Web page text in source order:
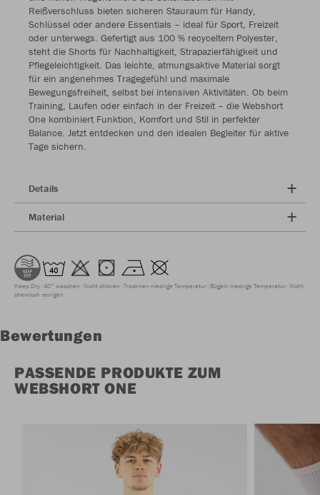
Reißverschluss bieten sicheren Stauraum für Handy,
Schlüssel oder andere Essentials – ideal für Sport, Freizeit
oder unterwegs. Gefertigt aus 100 % recyceltem Polyester,
steht die Shorts für Nachhaltigkeit, Strapazierfähigkeit und
Pflegeleichtigkeit. Das leichte, atmungsaktive Material sorgt
für ein angenehmes Tragegefühl und maximale
Bewegungsfreiheit, selbst bei intensiven Aktivitäten. Ob beim
Training, Laufen oder einfach in der Freizeit – die Webshort
One kombiniert Funktion, Komfort und Stil in perfekter
Balance. Jetzt entdecken und den idealen Begleiter für aktive
Tage sichern.
Details
Material
Keep Dry 40° waschen Nicht chloren Trocknen niedrige Temperatur Bügeln niedrige Temperatur Nicht
chemisch reinigen
Bewertungen
PASSENDE PRODUKTE ZUM
WEBSHORT ONE